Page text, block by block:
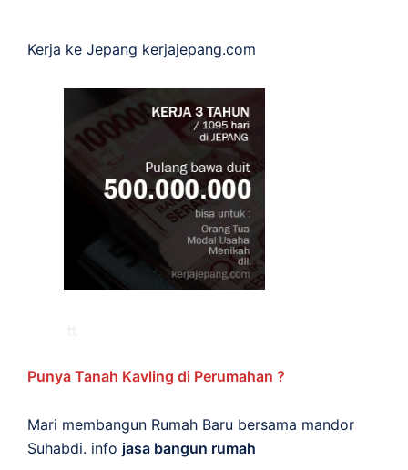
Kerja ke Jepang kerjajepang.com
Punya Tanah Kavling di Perumahan ?
Mari membangun Rumah Baru bersama mandor
Suhabdi. info jasa bangun rumah